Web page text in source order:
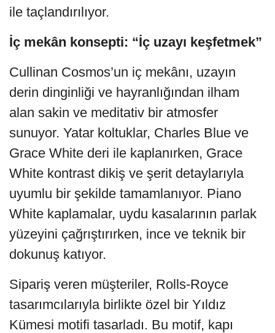
ile taçlandırılıyor.
İç mekân konsepti: “İç uzayı keşfetmek”
Cullinan Cosmos’un iç mekânı, uzayın
derin dinginliği ve hayranlığından ilham
alan sakin ve meditativ bir atmosfer
sunuyor. Yatar koltuklar, Charles Blue ve
Grace White deri ile kaplanırken, Grace
White kontrast dikiş ve şerit detaylarıyla
uyumlu bir şekilde tamamlanıyor. Piano
White kaplamalar, uydu kasalarının parlak
yüzeyini çağrıştırırken, ince ve teknik bir
dokunuş katıyor.
Sipariş veren müşteriler, Rolls-Royce
tasarımcılarıyla birlikte özel bir Yıldız
Kümesi motifi tasarladı. Bu motif, kapı